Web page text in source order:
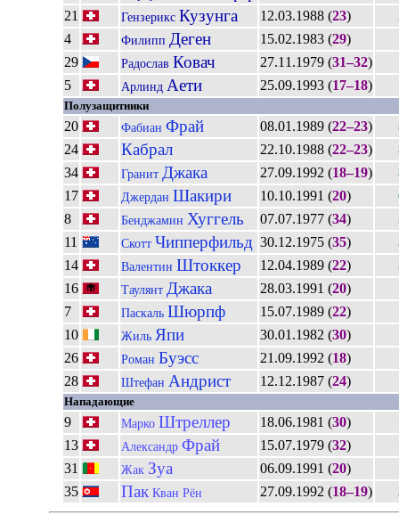
21
Гензерикс Кузунга 12.03.1988 (23)
4
Филипп Деген 15.02.1983 (29)
29
Радослав Ковач 27.11.1979 (31–32)
5
Арлинд Аети 25.09.1993 (17–18)
Полузащитники
20 Фабиан Фрай 08.01.1989 (22–23)
24
Кабрал 22.10.1988 (22–23)
34
Гранит Джака 27.09.1992 (18–19)
17
Джердан Шакири 10.10.1991 (20)
8
Бенджамин Хуггель 07.07.1977 (34)
11
Скотт Чипперфильд 30.12.1975 (35)
14
Валентин Штоккер 12.04.1989 (22)
16
Таулянт Джака 28.03.1991 (20)
7
Паскаль Шюрпф 15.07.1989 (22)
10
Жиль Япи 30.01.1982 (30)
26
Роман Буэсс 21.09.1992 (18)
28
Штефан Андрист 12.12.1987 (24)
Нападающие
9 Марко Штреллер 18.06.1981 (30)
13
Александр Фрай 15.07.1979 (32)
31
Жак Зуа 06.09.1991 (20)
35
Пак Кван Рён 27.09.1992 (18–19)